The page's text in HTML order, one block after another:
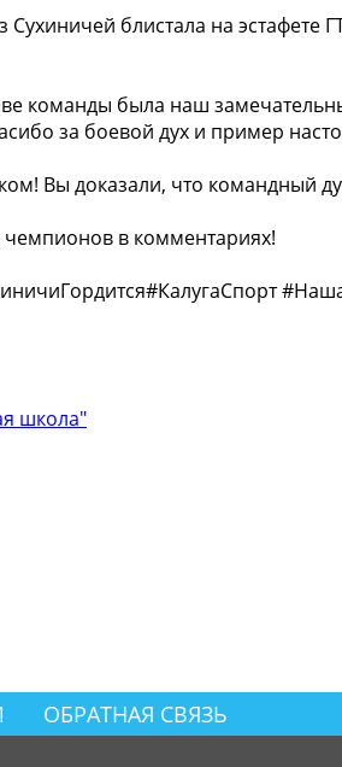
блистала на эстафете
команды была наш
за боевой дух и пример
Вы доказали, что командный
в комментариях!
школа"
ОБРАТНАЯ СВЯЗЬ